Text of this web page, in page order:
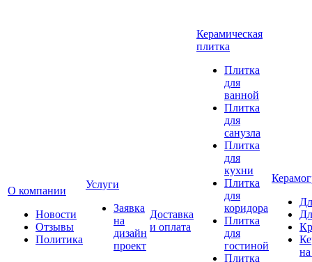
О компании
Новости
Отзывы
Политика
Услуги
Заявка
на
дизайн
проект
Доставка
и оплата
Керамическая
плитка
Плитка
для
ванной
Плитка
для
санузла
Плитка
для
кухни
Плитка
для
коридора
Плитка
для
гостиной
Плитка